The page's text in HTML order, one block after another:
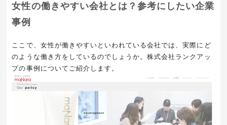
女性の働きやすい会社とは？参考にしたい企業
事例
ここで、女性が働きやすいといわれている会社では、実際にど
のような働き方をしているのでしょうか。株式会社ランクアッ
プの事例についてご紹介します。